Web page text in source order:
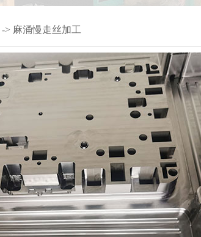
-> 麻涌慢走丝加工